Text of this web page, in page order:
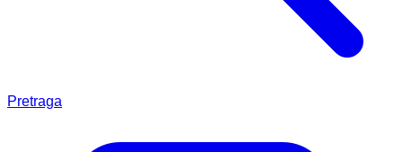
Pretraga